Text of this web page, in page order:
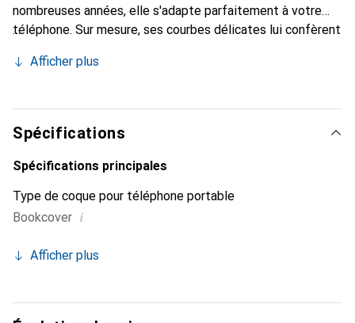
nombreuses années, elle s'adapte parfaitement à votre
téléphone. Sur mesure, ses courbes délicates lui confèrent
et indispensable pour votre smartphone. Reconnaître
marque Noreve est un choix sûr pour une clientèle
exigeante.
Afficher plus
Spécifications
Spécifications principales
Type de coque pour téléphone portable
Bookcover i
Afficher plus